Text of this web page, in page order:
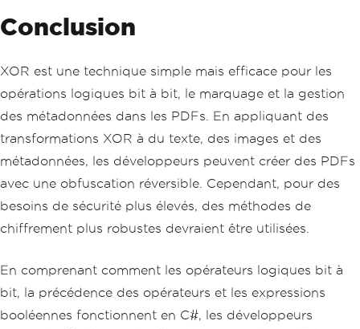
Conclusion
XOR est une technique simple mais efficace pour les
opérations logiques bit à bit, le marquage et la gestion
des métadonnées dans les PDFs. En appliquant des
transformations XOR à du texte, des images et des
métadonnées, les développeurs peuvent créer des PDFs
avec une obfuscation réversible. Cependant, pour des
besoins de sécurité plus élevés, des méthodes de
chiffrement plus robustes devraient être utilisées.
En comprenant comment les opérateurs logiques bit à
bit, la précédence des opérateurs et les expressions
booléennes fonctionnent en C#, les développeurs